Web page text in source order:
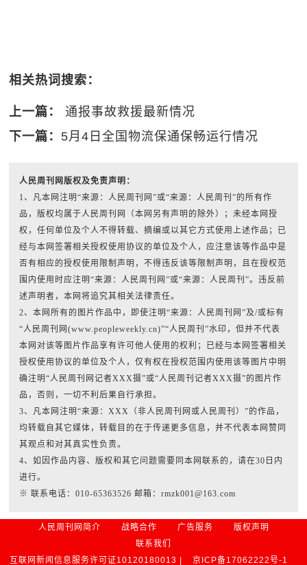
相关热词搜索：
上一篇：
通报事故救援最新情况
下一篇： 5月4日全国物流保通保畅运行情况
人民周刊网版权及免责声明：
1、凡本网注明“来源：人民周刊网”或“来源：人民周刊”的所有作
品，版权均属于人民周刊网（本网另有声明的除外）；未经本网授
权，任何单位及个人不得转载、摘编或以其它方式使用上述作品；已
经与本网签署相关授权使用协议的单位及个人，应注意该等作品中是
否有相应的授权使用限制声明，不得违反该等限制声明，且在授权范
围内使用时应注明“来源：人民周刊网”或“来源：人民周刊”。违反前
述声明者，本网将追究其相关法律责任。
2、本网所有的图片作品中，即使注明“来源：人民周刊网”及/或标有
“人民周刊网(www.peopleweekly.cn)”“人民周刊”水印，但并不代表
本网对该等图片作品享有许可他人使用的权利；已经与本网签署相关
授权使用协议的单位及个人，仅有权在授权范围内使用该等图片中明
确注明“人民周刊网记者XXX摄”或“人民周刊记者XXX摄”的图片作
品，否则，一切不利后果自行承担。
3、凡本网注明“来源：XXX（非人民周刊网或人民周刊）”的作品，
均转载自其它媒体，转载目的在于传递更多信息，并不代表本网赞同
其观点和对其真实性负责。
4、如因作品内容、版权和其它问题需要同本网联系的，请在30日内
进行。
※ 联系电话：010-65363526 邮箱：rmzk001@163.com
人民周刊网简介 战略合作 广告服务
版权声明
联系我们
互联网新闻信息服务许可证10120180013 |
京ICP备17062222号-1